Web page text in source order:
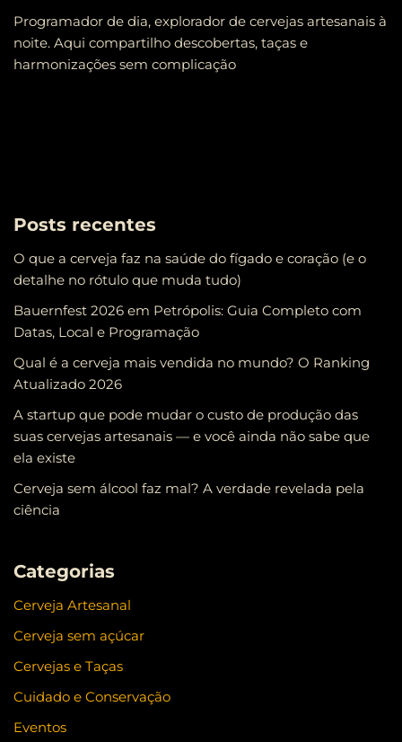
Programador de dia, explorador de cervejas artesanais à
noite. Aqui compartilho descobertas, taças e
harmonizações sem complicação
Posts recentes
O que a cerveja faz na saúde do fígado e coração (e o
detalhe no rótulo que muda tudo)
Bauernfest 2026 em Petrópolis: Guia Completo com
Datas, Local e Programação
Qual é a cerveja mais vendida no mundo? O Ranking
Atualizado 2026
A startup que pode mudar o custo de produção das
suas cervejas artesanais — e você ainda não sabe que
ela existe
Cerveja sem álcool faz mal? A verdade revelada pela
ciência
Categorias
Cerveja Artesanal
Cerveja sem açúcar
Cervejas e Taças
Cuidado e Conservação
Eventos